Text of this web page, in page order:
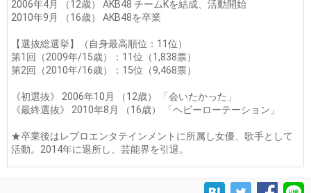
2006年4月 （12歳） AKB48 チームKを結成、活動開始
2010年9月 （16歳） AKB48を卒業
【選抜総選挙】（自身最高順位：11位）
第1回（2009年/15歳）：11位（1,838票）
第2回（2010年/16歳）：15位（9,468票）
《初選抜》 2006年10月 （12歳） 「会いたかった」
《最終選抜》 2010年8月 （16歳） 「ヘビーローテーション」
★卒業後はレプロエンタテインメントに所属し女優、歌手として
活動。2014年に退所し、芸能界を引退。